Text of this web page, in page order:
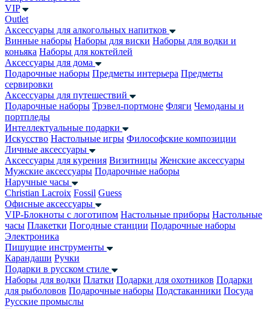
VIP
Outlet
Аксессуары для алкогольных напитков
Винные наборы Наборы для виски Наборы для водки и
коньяка Наборы для коктейлей
Аксессуары для дома
Подарочные наборы Предметы интерьера Предметы
сервировки
Аксессуары для путешествий
Подарочные наборы Трэвел-портмоне Фляги Чемоданы и
портпледы
Интеллектуальные подарки
Искусство Настольные игры Философские композиции
Личные аксессуары
Аксессуары для курения Визитницы Женские аксессуары
Мужские аксессуары Подарочные наборы
Наручные часы
Christian Lacroix Fossil Guess
Офисные аксессуары
VIP-Блокноты с логотипом Настольные приборы Настольные
часы Плакетки Погодные станции Подарочные наборы
Электроника
Пишущие инструменты
Карандаши Ручки
Подарки в русском стиле
Наборы для водки Платки Подарки для охотников Подарки
для рыболовов Подарочные наборы Подстаканники Посуда
Русские промыслы